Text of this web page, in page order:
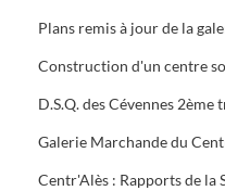
D.S.Q. des Cévennes 2ème
Centr'Alès : Rapports de la